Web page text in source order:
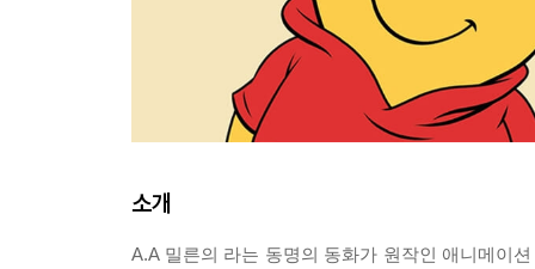
소개
A.A 밀른의 라는 동명의 동화가 원작인 애니메이